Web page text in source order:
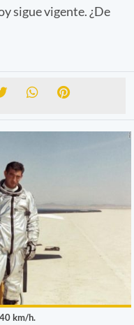
sigue vigente. ¿De
km/h.